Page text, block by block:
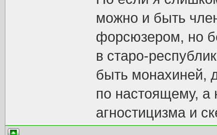
можно и быть
форсюзером, но
в старо-
быть монахиней,
по настоящему, a
агностицизма и